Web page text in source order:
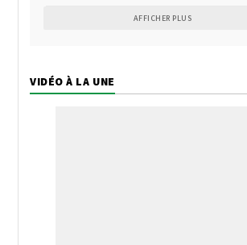
AFFICHER PLUS
VIDÉO À LA UNE